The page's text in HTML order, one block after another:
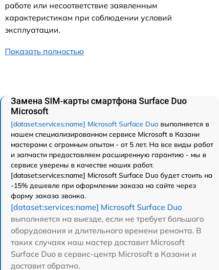
работе или несоответствие заявленным
характеристикам при соблюдении условий
эксплуатации.
Показать полностью
Замена SIM-карты смартфона Surface Duo
Microsoft
[dataset:services:name] Microsoft Surface Duo выполняется в
нашем специализированном сервисе Microsoft в Казани
мастерами с огромным опытом - от 5 лет. На все виды работ
и запчасти предоставляем расширенную гарантию - мы в
сервисе уверены в качестве наших работ.
[dataset:services:name] Microsoft Surface Duo будет стоить на
-15% дешевле при оформлении заказа на сайте через
форму заказа звонка.
[dataset:services:name] Microsoft Surface Duo
выполняется на выезде, если не требует большого
оборудования и длительного времени ремонта. В
таких случаях наш мастер доставит Microsoft
Surface Duo в сервис-центр Microsoft в Казани и
доставит обратно.